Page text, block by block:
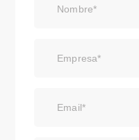
Nombre*
Empresa*
Email*